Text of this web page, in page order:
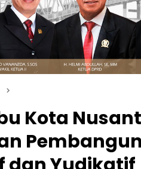
Kota